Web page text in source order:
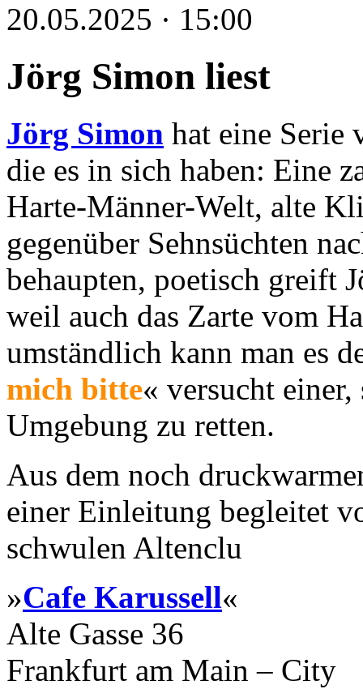
20.05.2025 · 15:00
Jörg Simon liest
Jörg Simon hat eine Serie
die es in sich haben: Eine
Harte-Männer-Welt, alte
gegenüber Sehnsüchten
behaupten, poetisch greift
weil auch das Zarte vom
umständlich kann man es
mich bitte« versucht
Umgebung zu retten.
Aus dem noch
einer Einleitung begleitet
schwulen Altenclu
»Cafe Karussell«
Alte Gasse 36
Frankfurt am Main – City